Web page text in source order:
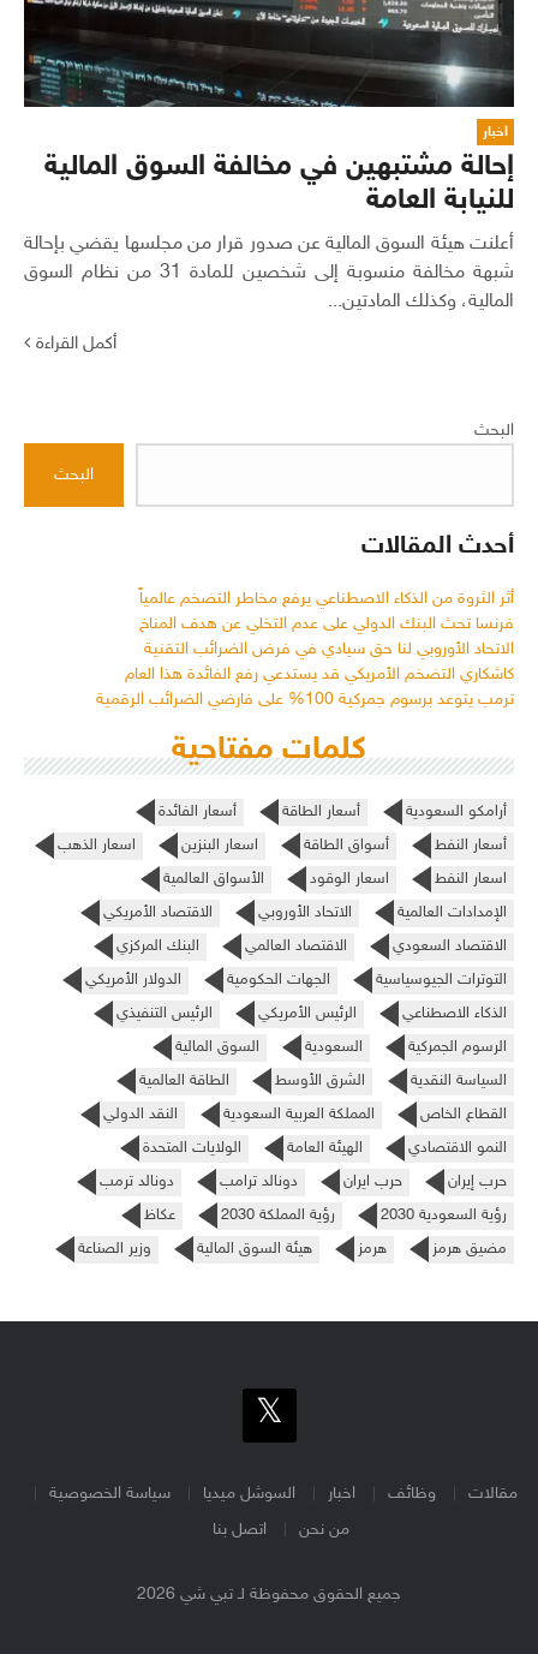
اخبار
إحالة مشتبهين في مخالفة السوق المالية
للنيابة العامة
أعلنت هيئة السوق المالية عن صدور قرار من مجلسها يقضي بإحالة
شبهة مخالفة منسوبة إلى شخصين للمادة 31 من نظام السوق
المالية، وكذلك المادتين...
أكمل القراءة
البحث
البحث
أحدث المقالات
أثر الثروة من الذكاء الاصطناعي يرفع مخاطر التضخم عالمياً
فرنسا تحث البنك الدولي على عدم التخلي عن هدف المناخ
الاتحاد الأوروبي لنا حق سيادي في فرض الضرائب التقنية
كاشكاري التضخم الأمريكي قد يستدعي رفع الفائدة هذا العام
ترمب يتوعد برسوم جمركية 100% على فارضي الضرائب الرقمية
كلمات مفتاحية
أرامكو السعودية أسعار الطاقة
أسعار الفائدة
أسعار النفط
أسواق الطاقة اسعار البنزين
اسعار الذهب
اسعار النفط
اسعار الوقود
الأسواق العالمية
الإمدادات العالمية
الاتحاد الأوروبي
الاقتصاد الأمريكي
الاقتصاد السعودي
الاقتصاد العالمي
البنك المركزي
التوترات الجيوسياسية
الجهات الحكومية
الدولار الأمريكي
الذكاء الاصطناعي
الرئيس الأمريكي
الرئيس التنفيذي
الرسوم الجمركية
السعودية
السوق المالية
السياسة النقدية
الشرق الأوسط
الطاقة العالمية
القطاع الخاص
المملكة العربية السعودية
النقد الدولي
النمو الاقتصادي
الهيئة العامة
الولايات المتحدة
حرب إيران
حرب ايران دونالد ترامب
دونالد ترمب
رؤية السعودية 2030
رؤية المملكة 2030
عكاظ
مضيق هرمز
هرمز هيئة السوق المالية وزير الصناعة
مقالات وظائف اخبار السوشل ميديا
سياسة الخصوصية
من نحن
اتصل بنا
جميع الحقوق محفوظة لـ تبي شي 2026